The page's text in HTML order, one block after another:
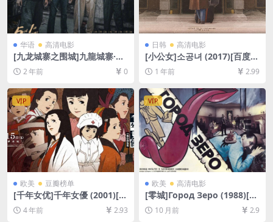
华语 高清电影
[九龙城寨之围城]九龍城寨·圍
城 (2024)[百度网盘+夸克网盘
1080P超清未删减资源][网盘
[粤语中字]
2 年前 0
日韩 高清电影
[小公女]소공녀 (2017)[百度网
盘+夸克网盘1080P超清未删
减资源][网盘在线播放/下载]
1 年前 2.99
VIP
欧美 豆瓣榜单
[千年女优]千年女優 (2001)[百
度网盘+迅雷云盘资源1080P
超清未删减][MP4/6.2GB][日
4 年前 2.93
VIP
欧美 高清电影
[零城]Город Зеро (1988)[百
度网盘+夸克网盘1080P超清
未删减资源][网盘在线播放/下
10 月前 2.9